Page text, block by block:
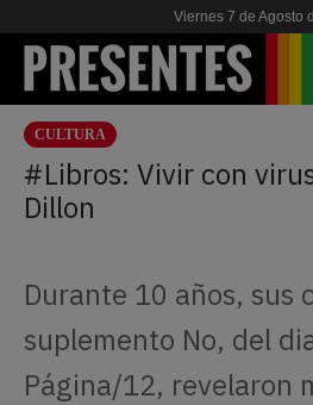
Viernes 7 de Agosto
ACTUALIDAD
INVESTIGACIONES
ESCUELA
NOSOTRES
CULTURA
#Libros: Vivir con
Dillon
Durante 10 años, sus
suplemento No, del
Página/12, revelaron